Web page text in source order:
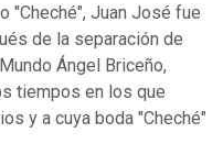
"Cheché", Juan José fue
de la separación de
Ángel Briceño,
tiempos en los que
y a cuya boda "Cheché"